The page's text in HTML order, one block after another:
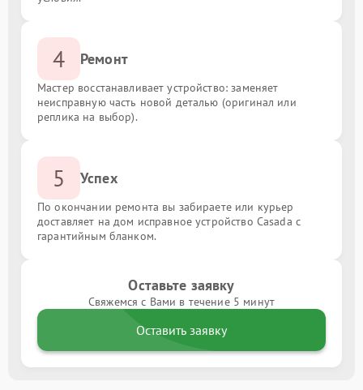
4 Ремонт
Мастер восстанавливает устройство: заменяет
неисправную часть новой деталью (оригинал или
реплика на выбор).
5 Успех
По окончании ремонта вы забираете или курьер
доставляет на дом исправное устройство Casada с
гарантийным бланком.
Оставьте заявку
Свяжемся с Вами в течение 5 минут
Оставить заявку